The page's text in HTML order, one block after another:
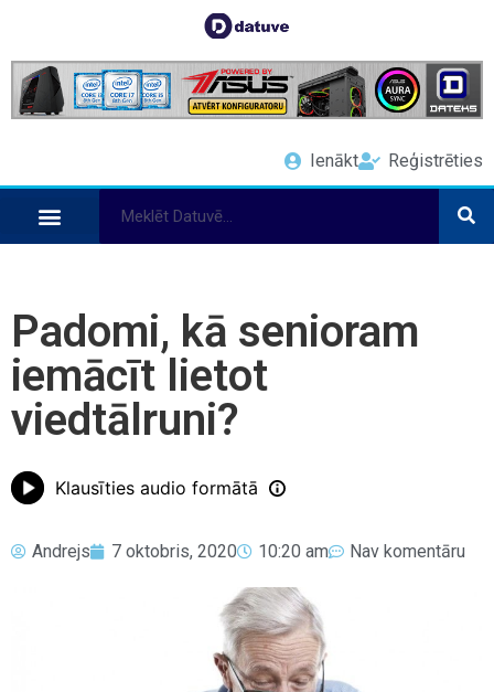
Ienākt Reģistrēties
Padomi, kā senioram
iemācīt lietot
viedtālruni?
Klausīties audio formātā
Andrejs 7 oktobris, 2020 10:20 am Nav komentāru